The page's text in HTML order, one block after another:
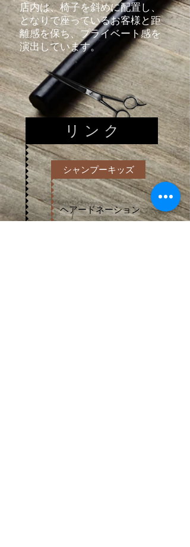
店内は、椅子を斜めに配置し、
となりで座っているお客様と距
離感を保ち、プライベート感を
演出しています。
リ ン ク
シャンプーキッズ
ヘアードネーション